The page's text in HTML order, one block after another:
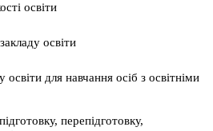
освіти
освіти
для навчання осіб з освітніми
перепідготовку,